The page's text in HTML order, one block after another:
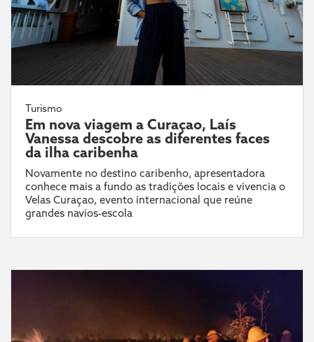
Turismo
Em nova viagem a Curaçao, Laís
Vanessa descobre as diferentes faces
da ilha caribenha
Novamente no destino caribenho, apresentadora
conhece mais a fundo as tradições locais e vivencia o
Velas Curaçao, evento internacional que reúne
grandes navios-escola